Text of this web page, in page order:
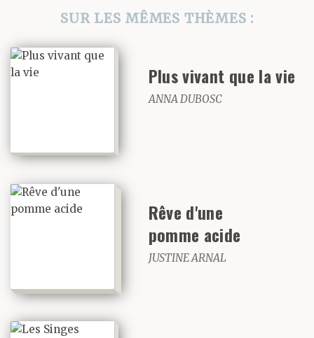
s’est parlés.
Puis on a dérivé,
soudain libres,
Je me souviens du
premier hôtel, la
première nuit. Je
encore toutes les
SUR LES MÊMES THÈMES :
Plus vivant que la vie
ANNA DUBOSC
Rêve d'une
pomme acide
JUSTINE ARNAL